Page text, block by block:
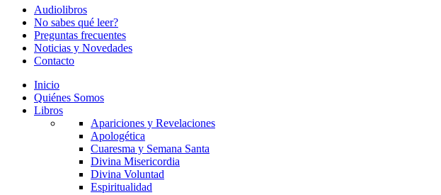
Audiolibros
No sabes qué leer?
Preguntas frecuentes
Noticias y Novedades
Contacto
Inicio
Quiénes Somos
Libros
Apariciones y Revelaciones
Apologética
Cuaresma y Semana Santa
Divina Misericordia
Divina Voluntad
Espiritualidad